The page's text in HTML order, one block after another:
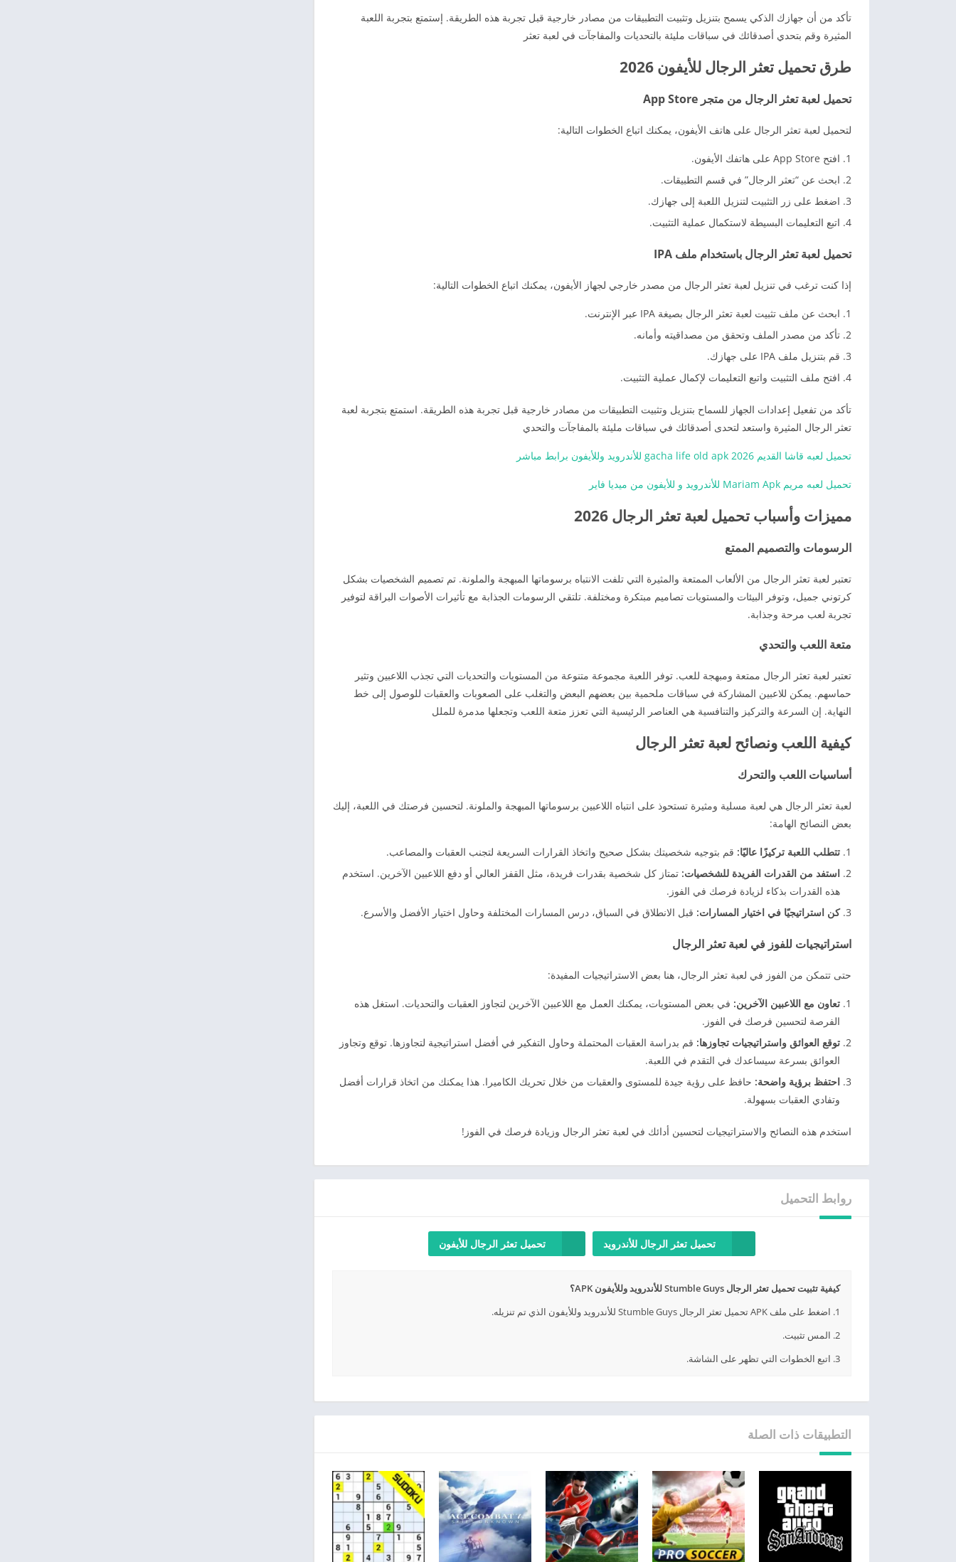
تأكد من أن جهازك الذكي يسمح بتنزيل وتثبيت التطبيقات من مصادر خارجية قبل تجربة هذه الطريقة. إستمتع بتجربة اللعبة
المثيرة وقم بتحدي أصدقائك في سباقات مليئة بالتحديات والمفاجآت في لعبة تعثر
طرق تحميل تعثر الرجال للأيفون 2026
تحميل لعبة تعثر الرجال من متجر App Store
لتحميل لعبة تعثر الرجال على هاتف الأيفون، يمكنك اتباع الخطوات التالية:
افتح App Store على هاتفك الأيفون.
ابحث عن “تعثر الرجال” في قسم التطبيقات.
اضغط على زر التثبيت لتنزيل اللعبة إلى جهازك.
اتبع التعليمات البسيطة لاستكمال عملية التثبيت.
تحميل لعبة تعثر الرجال باستخدام ملف IPA
إذا كنت ترغب في تنزيل لعبة تعثر الرجال من مصدر خارجي لجهاز الأيفون، يمكنك اتباع الخطوات التالية:
ابحث عن ملف تثبيت لعبة تعثر الرجال بصيغة IPA عبر الإنترنت.
تأكد من مصدر الملف وتحقق من مصداقيته وأمانه.
قم بتنزيل ملف IPA على جهازك.
افتح ملف التثبيت واتبع التعليمات لإكمال عملية التثبيت.
تأكد من تفعيل إعدادات الجهاز للسماح بتنزيل وتثبيت التطبيقات من مصادر خارجية قبل تجربة هذه الطريقة. استمتع بتجربة لعبة
تعثر الرجال المثيرة واستعد لتحدى أصدقائك في سباقات مليئة بالمفاجآت والتحدي
تحميل لعبه قاشا القديم gacha life old apk 2026 للأندرويد وللأيفون برابط مباشر
تحميل لعبه مريم Mariam Apk للأندرويد و للأيفون من ميديا فاير
مميزات وأسباب تحميل لعبة تعثر الرجال 2026
الرسومات والتصميم الممتع
تعتبر لعبة تعثر الرجال من الألعاب الممتعة والمثيرة التي تلفت الانتباه برسوماتها المبهجة والملونة. تم تصميم الشخصيات بشكل
كرتوني جميل، وتوفر البيئات والمستويات تصاميم مبتكرة ومختلفة. تلتقي الرسومات الجذابة مع تأثيرات الأصوات البراقة لتوفير
تجربة لعب مرحة وجذابة.
متعة اللعب والتحدي
تعتبر لعبة تعثر الرجال ممتعة ومبهجة للعب. توفر اللعبة مجموعة متنوعة من المستويات والتحديات التي تجذب اللاعبين وتثير
حماسهم. يمكن للاعبين المشاركة في سباقات ملحمية بين بعضهم البعض والتغلب على الصعوبات والعقبات للوصول إلى خط
النهاية. إن السرعة والتركيز والتنافسية هي العناصر الرئيسية التي تعزز متعة اللعب وتجعلها مدمرة للملل
كيفية اللعب ونصائح لعبة تعثر الرجال
أساسيات اللعب والتحرك
لعبة تعثر الرجال هي لعبة مسلية ومثيرة تستحوذ على انتباه اللاعبين برسوماتها المبهجة والملونة. لتحسين فرصتك في اللعبة، إليك
بعض النصائح الهامة:
تتطلب اللعبة تركيزًا عاليًا: قم بتوجيه شخصيتك بشكل صحيح واتخاذ القرارات السريعة لتجنب العقبات والمصاعب.
استفد من القدرات الفريدة للشخصيات: تمتاز كل شخصية بقدرات فريدة، مثل القفز العالي أو دفع اللاعبين الآخرين. استخدم
هذه القدرات بذكاء لزيادة فرصك في الفوز.
كن استراتيجيًا في اختيار المسارات: قبل الانطلاق في السباق، درس المسارات المختلفة وحاول اختيار الأفضل والأسرع.
استراتيجيات للفوز في لعبة تعثر الرجال
حتى تتمكن من الفوز في لعبة تعثر الرجال، هنا بعض الاستراتيجيات المفيدة:
تعاون مع اللاعبين الآخرين: في بعض المستويات، يمكنك العمل مع اللاعبين الآخرين لتجاوز العقبات والتحديات. استغل هذه
الفرصة لتحسين فرصك في الفوز.
توقع العوائق واستراتيجيات تجاوزها: قم بدراسة العقبات المحتملة وحاول التفكير في أفضل استراتيجية لتجاوزها. توقع وتجاوز
العوائق بسرعة سيساعدك في التقدم في اللعبة.
احتفظ برؤية واضحة: حافظ على رؤية جيدة للمستوى والعقبات من خلال تحريك الكاميرا. هذا يمكنك من اتخاذ قرارات أفضل
وتفادي العقبات بسهولة.
استخدم هذه النصائح والاستراتيجيات لتحسين أدائك في لعبة تعثر الرجال وزيادة فرصك في الفوز!
روابط التحميل
تحميل تعثر الرجال للأندرويد تحميل تعثر الرجال للأيفون
كيفية تثبيت تحميل تعثر الرجال Stumble Guys للأندرويد وللأيفون APK؟
1. اضغط على ملف APK تحميل تعثر الرجال Stumble Guys للأندرويد وللأيفون الذي تم تنزيله.
2. المس تثبيت.
3. اتبع الخطوات التي تظهر على الشاشة.
التطبيقات ذات الصلة